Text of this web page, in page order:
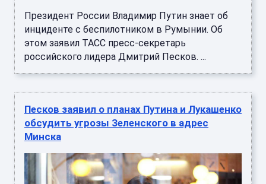
Президент России Владимир Путин знает об
инциденте с беспилотником в Румынии. Об
этом заявил ТАСС пресс-секретарь
российского лидера Дмитрий Песков. ...
Песков заявил о планах Путина и Лукашенко
обсудить угрозы Зеленского в адрес
Минска